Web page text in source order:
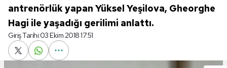
antrenörlük yapan Yüksel Yeşilova, Gheorghe
Hagi ile yaşadığı gerilimi anlattı.
Giriş Tarihi:03 Ekim 2018 17:51